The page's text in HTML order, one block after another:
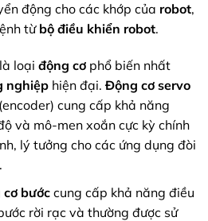
động cho các khớp của robot,
từbộ điều khiển robot.
loại động cơphổ biến nhất
nghiệphiện đại.Động cơ servo
cung cấp khả năng
và mô-men xoắn cực kỳ chính
lý tưởng cho các ứng dụng đòi
bướccung cấp khả năng điều
rời rạc và thường được sử